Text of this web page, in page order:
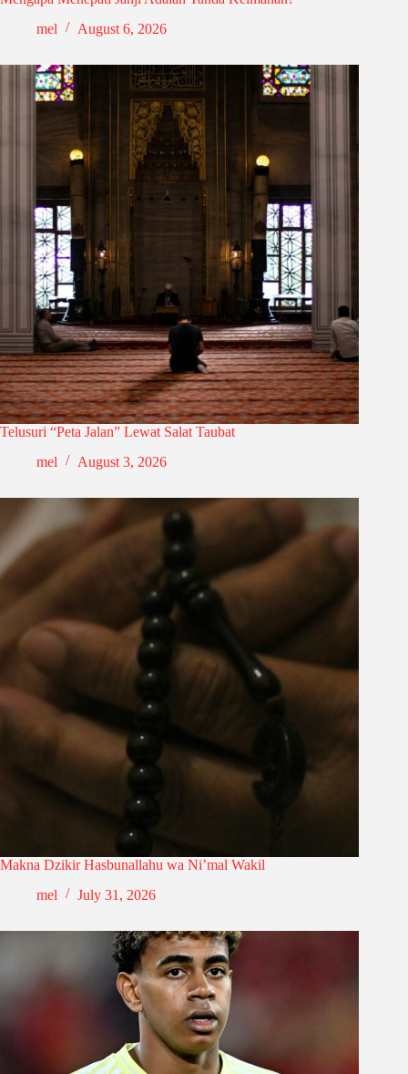
mel
August 6, 2026
Telusuri “Peta Jalan” Lewat Salat Taubat
mel
August 3, 2026
Makna Dzikir Hasbunallahu wa Ni’mal Wakil
mel
July 31, 2026